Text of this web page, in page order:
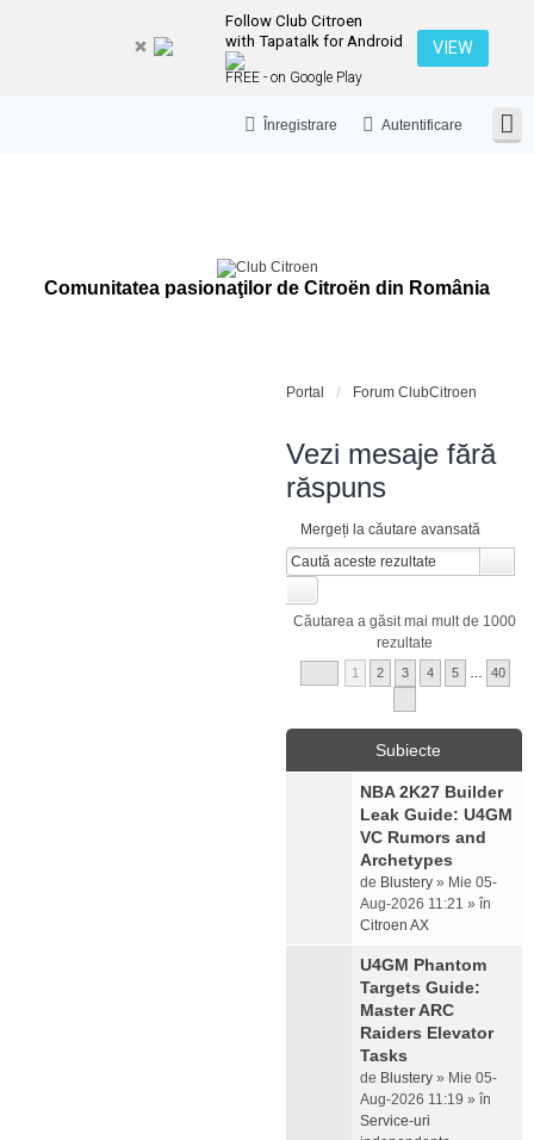
Follow Club Citroen
with Tapatalk for Android
FREE - on Google Play
VIEW
Autentificare
Înregistrare
Comunitatea pasionaţilor de Citroën din România
Portal Forum ClubCitroen
Vezi mesaje fără
răspuns
Mergeți la căutare avansată
Căutarea a găsit mai mult de 1000
rezultate
1 2 3 4 5 40
Subiecte
NBA 2K27 Builder
Leak Guide: U4GM
VC Rumors and
Archetypes
de Blustery » Mie 05-
Aug-2026 11:21 » în
Citroen AX
U4GM Phantom
Targets Guide:
Master ARC
Raiders Elevator
Tasks
de Blustery » Mie 05-
Aug-2026 11:19 » în
Service-uri